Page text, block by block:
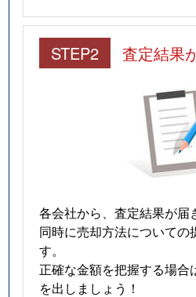
STEP2 査定結果
各会社から、査定結果が届
同時に売却方法についての
す。
正確な金額を把握する場合
を出しましょう！